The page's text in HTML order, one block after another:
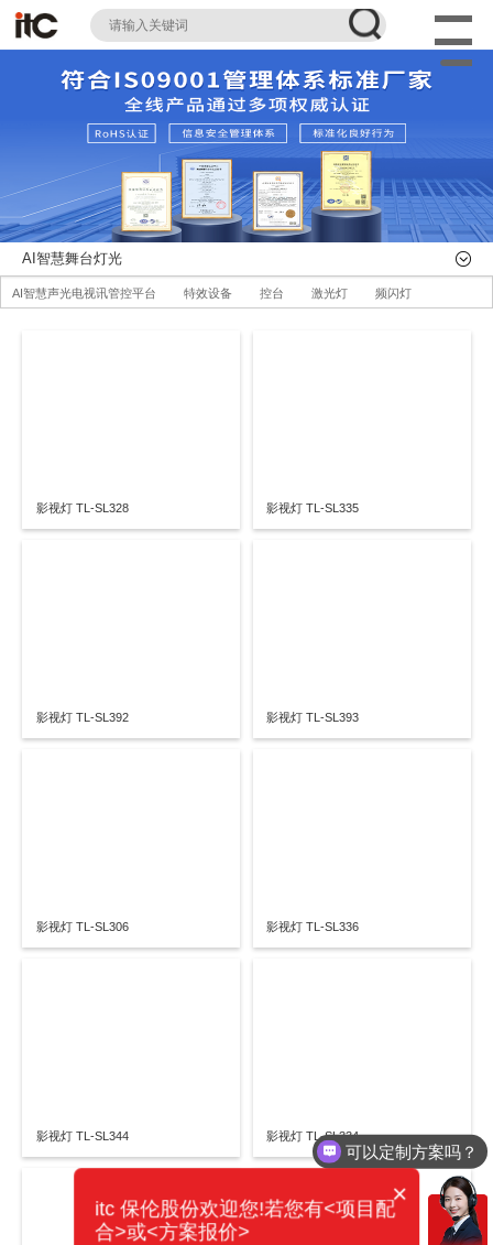
AI智慧舞台灯光
AI智慧声光电视讯管控平台 特效设备 控台 激光灯 频闪灯
影视灯 TL-SL328 影视灯 TL-SL335
影视灯 TL-SL392 影视灯 TL-SL393
影视灯 TL-SL306 影视灯 TL-SL336
影视灯 TL-SL344 影视灯 TL-SL334
可以定制方案吗？
×
itc 保伦股份欢迎您!若您有<项目配
合>或<方案报价>